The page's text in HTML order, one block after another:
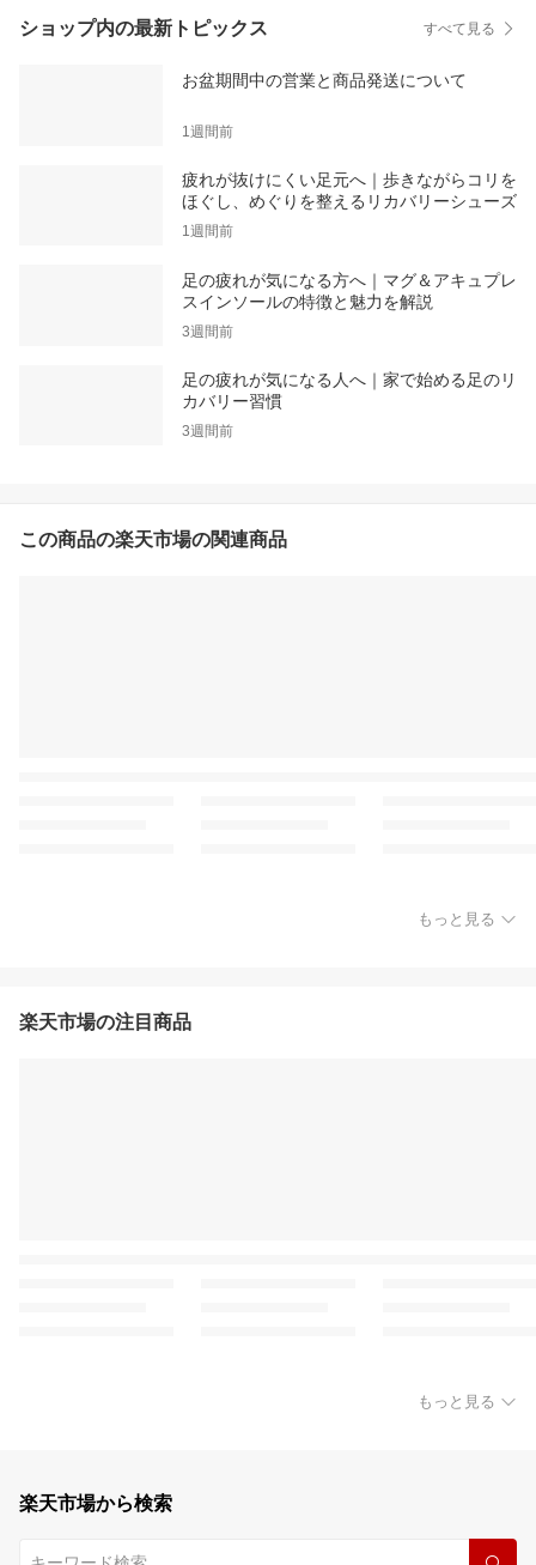
ショップ内の最新トピックス すべて見る
お盆期間中の営業と商品発送について
1週間前
疲れが抜けにくい足元へ｜歩きながらコリを
ほぐし、めぐりを整えるリカバリーシューズ
1週間前
足の疲れが気になる方へ｜マグ＆アキュプレ
スインソールの特徴と魅力を解説
3週間前
足の疲れが気になる人へ｜家で始める足のリ
カバリー習慣
3週間前
この商品の楽天市場の関連商品
もっと見る
楽天市場の注目商品
もっと見る
楽天市場から検索